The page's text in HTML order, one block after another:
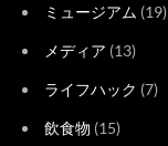
ミュージアム (19)
メディア (13)
ライフハック (7)
飲食物 (15)